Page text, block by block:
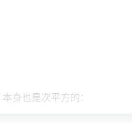
本身也是次平方的：